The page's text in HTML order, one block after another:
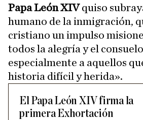
Papa León XIVquiso
humano de la inmigración,
cristiano un impulso
todos la alegría y el
especialmente a aquellos
historia difícil y herida».
El Papa León XIV firma la
primera Exhortación